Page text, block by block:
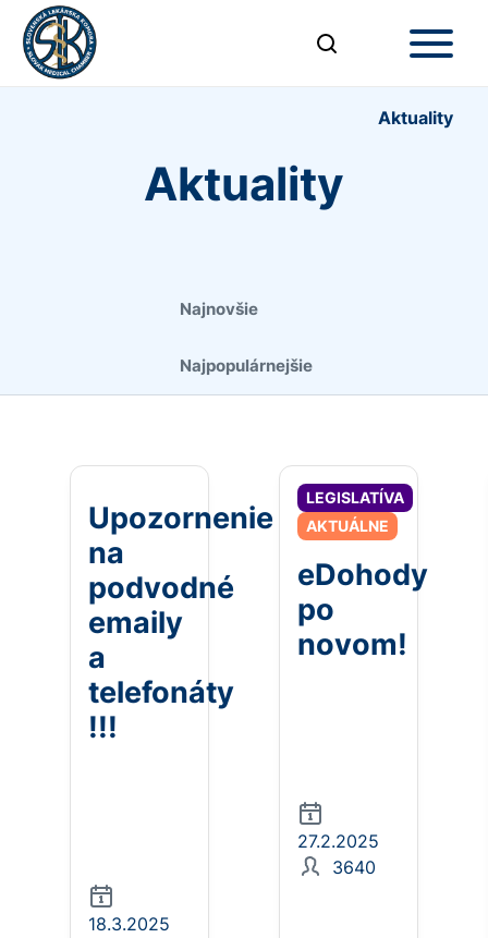
Aktuality
Aktuality
Najnovšie
Najpopulárnejšie
Upozornenie
na
podvodné
emaily
a
telefonáty
!!!
18.3.2025
LEGISLATÍVA
AKTUÁLNE
eDohody
po
novom!
27.2.2025
3640